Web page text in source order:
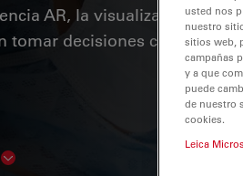
AR, la visualización 3D y
tomar decisiones con
Show subnavigation
usted nos
nuestro
sitios web,
campañas
y a que
puede
de nuestro
cookies.
Leica